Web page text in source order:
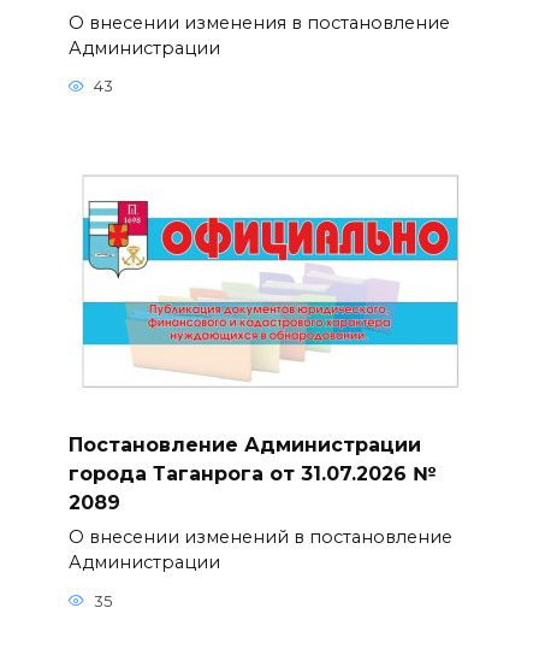
О внесении изменения в постановление
Администрации
43
Постановление Администрации
города Таганрога от 31.07.2026 №
2089
О внесении изменений в постановление
Администрации
35